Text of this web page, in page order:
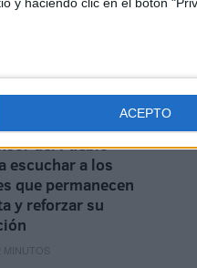
ACEPTO
sobre el posible
familiar”
del Pueblo
escuchar a los
que permanecen
y reforzar su